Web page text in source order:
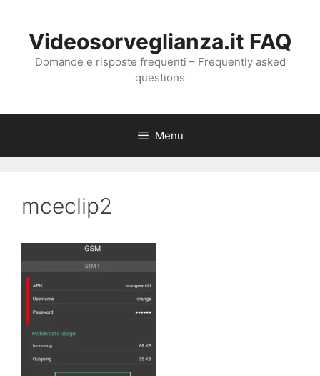
contenutoVideosorveglianza.it FAQ
Domande e risposte frequenti – Frequently asked
questions
Menu
mceclip2